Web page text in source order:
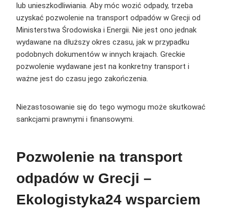
lub unieszkodliwiania. Aby móc wozić odpady, trzeba
uzyskać pozwolenie na transport odpadów w Grecji od
Ministerstwa Środowiska i Energii. Nie jest ono jednak
wydawane na dłuższy okres czasu, jak w przypadku
podobnych dokumentów w innych krajach. Greckie
pozwolenie wydawane jest na konkretny transport i
ważne jest do czasu jego zakończenia.
Niezastosowanie się do tego wymogu może skutkować
sankcjami prawnymi i finansowymi.
Pozwolenie na transport
odpadów w Grecji –
Ekologistyka24 wsparciem